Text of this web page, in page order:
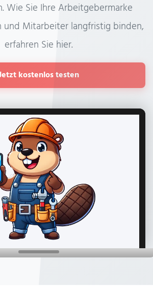
Wie Sie Ihre Arbeitgebermarke
und Mitarbeiter langfristig binden,
erfahren Sie hier.
kostenlos testen